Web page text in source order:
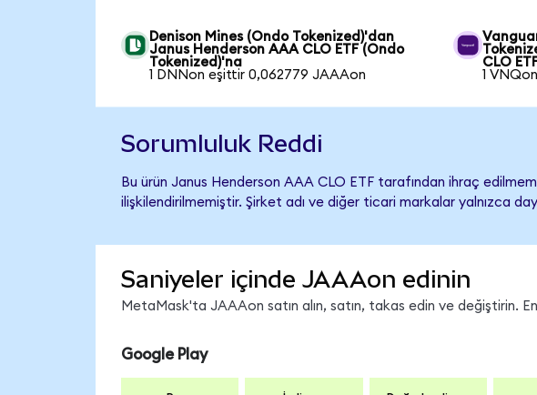
Denison Mines (Ondo Tokenized)'dan
Janus Henderson AAA CLO ETF (Ondo
Tokenized)'na
1 DNNon eşittir 0,062779 JAAAon
CLO
1
Sorumluluk Reddi
Bu ürün Janus Henderson AAA CLO ETF tarafından ihraç
ilişkilendirilmemiştir. Şirket adı ve diğer ticari markalar yalnızca
Saniyeler içinde JAAAon edinin
MetaMask'ta JAAAon satın alın, satın, takas edin ve değiştirin.
Google Play